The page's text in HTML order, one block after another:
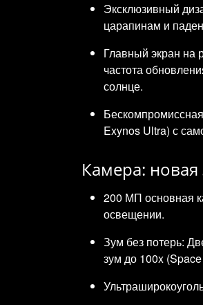
Эксклюзивный
царапинам и
Главный экран на
частота
солнце.
Exynos Ultra) с
Камера:
200 МП основная
освещении.
Зум без потерь:
зум до 100x